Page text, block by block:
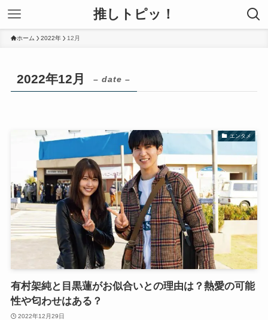
推しトピッ！
ホーム 2022年 12月
2022年12月 – date –
エンタメ
有村架純と目黒蓮がお似合いとの理由は？熱愛の可能
性や匂わせはある？
2022年12月29日